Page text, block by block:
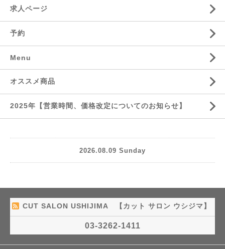
求人ページ
予約
Menu
オススメ商品
2025年【営業時間、価格改定についてのお知らせ】
2026.08.09 Sunday
CUT SALON USHIJIMA 【カット サロン ウシジマ】
03-3262-1411